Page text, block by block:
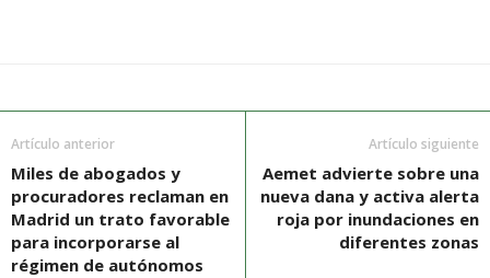
Artículo anterior
Miles de abogados y
procuradores reclaman en
Madrid un trato favorable
para incorporarse al
régimen de autónomos
Artículo siguiente
Aemet advierte sobre una
nueva dana y activa alerta
roja por inundaciones en
diferentes zonas